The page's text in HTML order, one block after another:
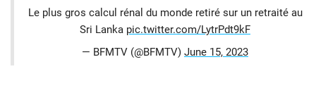
Le plus gros calcul rénal du monde retiré sur un retraité au
Sri Lanka pic.twitter.com/LytrPdt9kF
— BFMTV (@BFMTV) June 15, 2023